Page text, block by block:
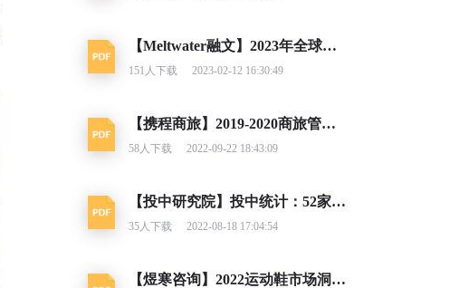
【Meltwater融文】2023年全球市场营销趋势
151 人下载 2023-02-12 16:30:49
【携程商旅】2019-2020商旅管理市场白皮书
58人下载 2022-09-22 18:43:09
【投中研究院】投中统计：52家中企实现IPO 全球市场IPO进程加速
35人下载 2022-08-18 17:04:54
【煜寒咨询】2022运动鞋市场洞察报告